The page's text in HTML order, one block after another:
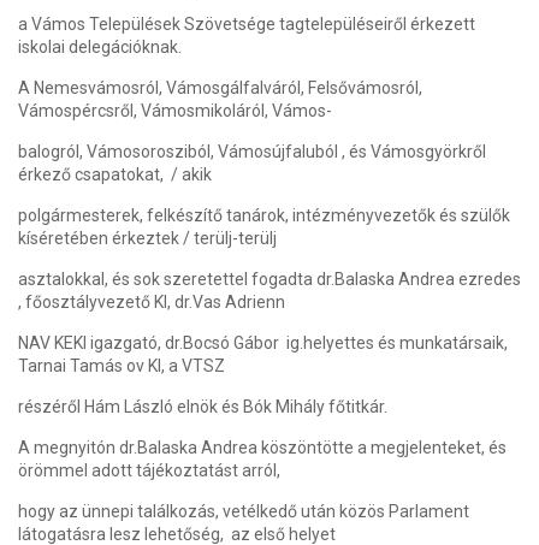
a Vámos Települések Szövetsége tagtelepüléseiről érkezett
iskolai delegációknak.
A Nemesvámosról, Vámosgálfalváról, Felsővámosról,
Vámospércsről, Vámosmikoláról, Vámos-
balogról, Vámosorosziból, Vámosújfaluból , és Vámosgyörkről
érkező csapatokat, / akik
polgármesterek, felkészítő tanárok, intézményvezetők és szülők
kíséretében érkeztek / terülj-terülj
asztalokkal, és sok szeretettel fogadta dr.Balaska Andrea ezredes
, főosztályvezető KI, dr.Vas Adrienn
NAV KEKI igazgató, dr.Bocsó Gábor ig.helyettes és munkatársaik,
Tarnai Tamás ov KI, a VTSZ
részéről Hám László elnök és Bók Mihály főtitkár.
A megnyitón dr.Balaska Andrea köszöntötte a megjelenteket, és
örömmel adott tájékoztatást arról,
hogy az ünnepi találkozás, vetélkedő után közös Parlament
látogatásra lesz lehetőség, az első helyet